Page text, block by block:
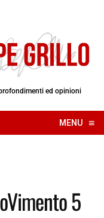
ed opinioni
MENU ≡
☰
5